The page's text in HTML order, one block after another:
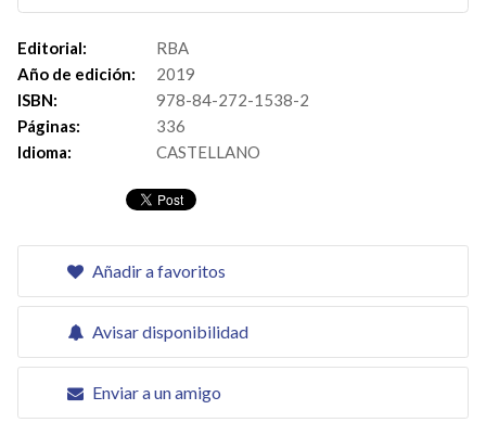
Editorial:
RBA
Año de edición:
2019
ISBN:
978-84-272-1538-2
Páginas:
336
Idioma:
CASTELLANO
Añadir a favoritos
Avisar disponibilidad
Enviar a un amigo